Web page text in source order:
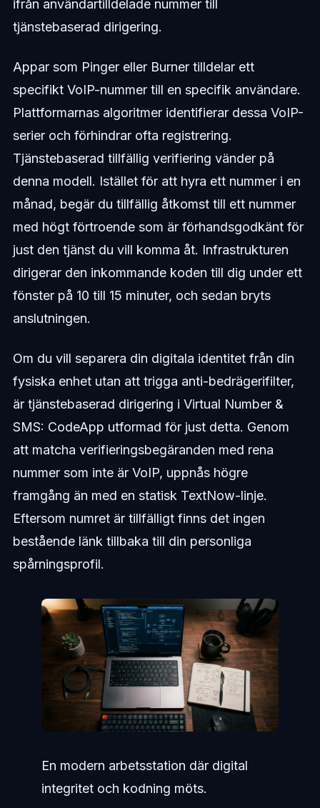
ifrån användartilldelade nummer till
tjänstebaserad dirigering.
Appar som Pinger eller Burner tilldelar ett
specifikt VoIP-nummer till en specifik användare.
Plattformarnas algoritmer identifierar dessa VoIP-
serier och förhindrar ofta registrering.
Tjänstebaserad tillfällig verifiering vänder på
denna modell. Istället för att hyra ett nummer i en
månad, begär du tillfällig åtkomst till ett nummer
med högt förtroende som är förhandsgodkänt för
just den tjänst du vill komma åt. Infrastrukturen
dirigerar den inkommande koden till dig under ett
fönster på 10 till 15 minuter, och sedan bryts
anslutningen.
Om du vill separera din digitala identitet från din
fysiska enhet utan att trigga anti-bedrägerifilter,
är tjänstebaserad dirigering i Virtual Number &
SMS: CodeApp utformad för just detta. Genom
att matcha verifieringsbegäranden med rena
nummer som inte är VoIP, uppnås högre
framgång än med en statisk TextNow-linje.
Eftersom numret är tillfälligt finns det ingen
bestående länk tillbaka till din personliga
spårningsprofil.
En modern arbetsstation där digital
integritet och kodning möts.